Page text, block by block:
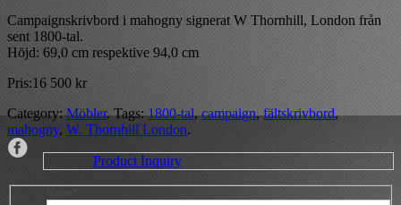
Campaignskrivbord i mahogny signerat W Thornhill, London från
sent 1800-tal.
Höjd: 69,0 cm respektive 94,0 cm
Pris:16 500 kr
Category:Möbler. Tags:1800-tal,campaign,fältskrivbord,
mahogny, W. Thornhill London.
Product Inquiry